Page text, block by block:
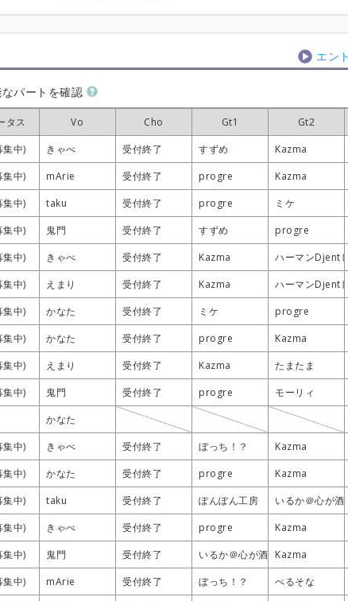
エン
なパートを確認
タス Vo Cho Gt1 Gt2
集中) きゃべ 受付終了 すずめ Kazma
集中) mArie 受付終了 progre Kazma
集中) taku 受付終了 progre ミケ
集中) 鬼門 受付終了 すずめ progre
集中) きゃべ 受付終了 Kazma ハーマンDjent
集中) えまり 受付終了 Kazma ハーマンDjent
集中) かなた 受付終了 ミケ progre
集中) かなた 受付終了 progre Kazma
集中) えまり 受付終了 Kazma たまたま
集中) 鬼門 受付終了 progre モーリィ
かなた
集中) きゃべ 受付終了 ぼっち！？ Kazma
集中) かなた 受付終了 progre Kazma
集中) taku 受付終了 ぽんぽん工房 いるか＠心が酒
集中) きゃべ 受付終了 progre Kazma
集中) 鬼門 受付終了 いるか＠心が酒びたっているんだ
Kazma
集中) mArie 受付終了 ぼっち！？ ぺるそな
タス Vo Cho Gt1 Gt2
集中) きゃべ 受付終了 すずめ Kazma
集中) mArie 受付終了 progre Kazma
集中) taku 受付終了 progre ミケ
集中) 鬼門 受付終了 すずめ progre
集中) きゃべ 受付終了 Kazma ハーマンDjent
集中) えまり 受付終了 Kazma ハーマンDjent
集中) かなた 受付終了 ミケ progre
集中) かなた 受付終了 progre Kazma
集中) えまり 受付終了 Kazma たまたま
集中) 鬼門 受付終了 progre モーリィ
かなた
集中) きゃべ 受付終了 ぼっち！？ Kazma
集中) かなた 受付終了 progre Kazma
集中) taku 受付終了 ぽんぽん工房 いるか＠心が酒
集中) きゃべ 受付終了 progre Kazma
集中) 鬼門 受付終了 いるか＠心が酒びたっているんだ
Kazma
集中) mArie 受付終了 ぼっち！？ ぺるそな
タス Vo Cho Gt1 Gt2
集中) きゃべ 受付終了 すずめ Kazma
集中) mArie 受付終了 progre Kazma
集中) taku 受付終了 progre ミケ
集中) 鬼門 受付終了 すずめ progre
集中) きゃべ 受付終了 Kazma ハーマンDjent
集中) えまり 受付終了 Kazma ハーマンDjent
集中) かなた 受付終了 ミケ progre
集中) かなた 受付終了 progre Kazma
集中) えまり 受付終了 Kazma たまたま
集中) 鬼門 受付終了 progre モーリィ
かなた
集中) きゃべ 受付終了 ぼっち！？ Kazma
集中) かなた 受付終了 progre Kazma
集中) taku 受付終了 ぽんぽん工房 いるか＠心が酒
集中) きゃべ 受付終了 progre Kazma
集中) 鬼門 受付終了 いるか＠心が酒びたっているんだ
Kazma
集中) mArie 受付終了 ぼっち！？ ぺるそな
タス Vo Cho Gt1 Gt2
集中) きゃべ 受付終了 すずめ Kazma
集中) mArie 受付終了 progre Kazma
集中) taku 受付終了 progre ミケ
集中) 鬼門 受付終了 すずめ progre
集中) きゃべ 受付終了 Kazma ハーマンDjent
集中) えまり 受付終了 Kazma ハーマンDjent
集中) かなた 受付終了 ミケ progre
集中) かなた 受付終了 progre Kazma
集中) えまり 受付終了 Kazma たまたま
集中) 鬼門 受付終了 progre モーリィ
かなた
集中) きゃべ 受付終了 ぼっち！？ Kazma
集中) かなた 受付終了 progre Kazma
集中) taku 受付終了 ぽんぽん工房 いるか＠心が酒
集中) きゃべ 受付終了 progre Kazma
集中) 鬼門 受付終了 いるか＠心が酒びたっているんだ
Kazma
集中) mArie 受付終了 ぼっち！？ ぺるそな